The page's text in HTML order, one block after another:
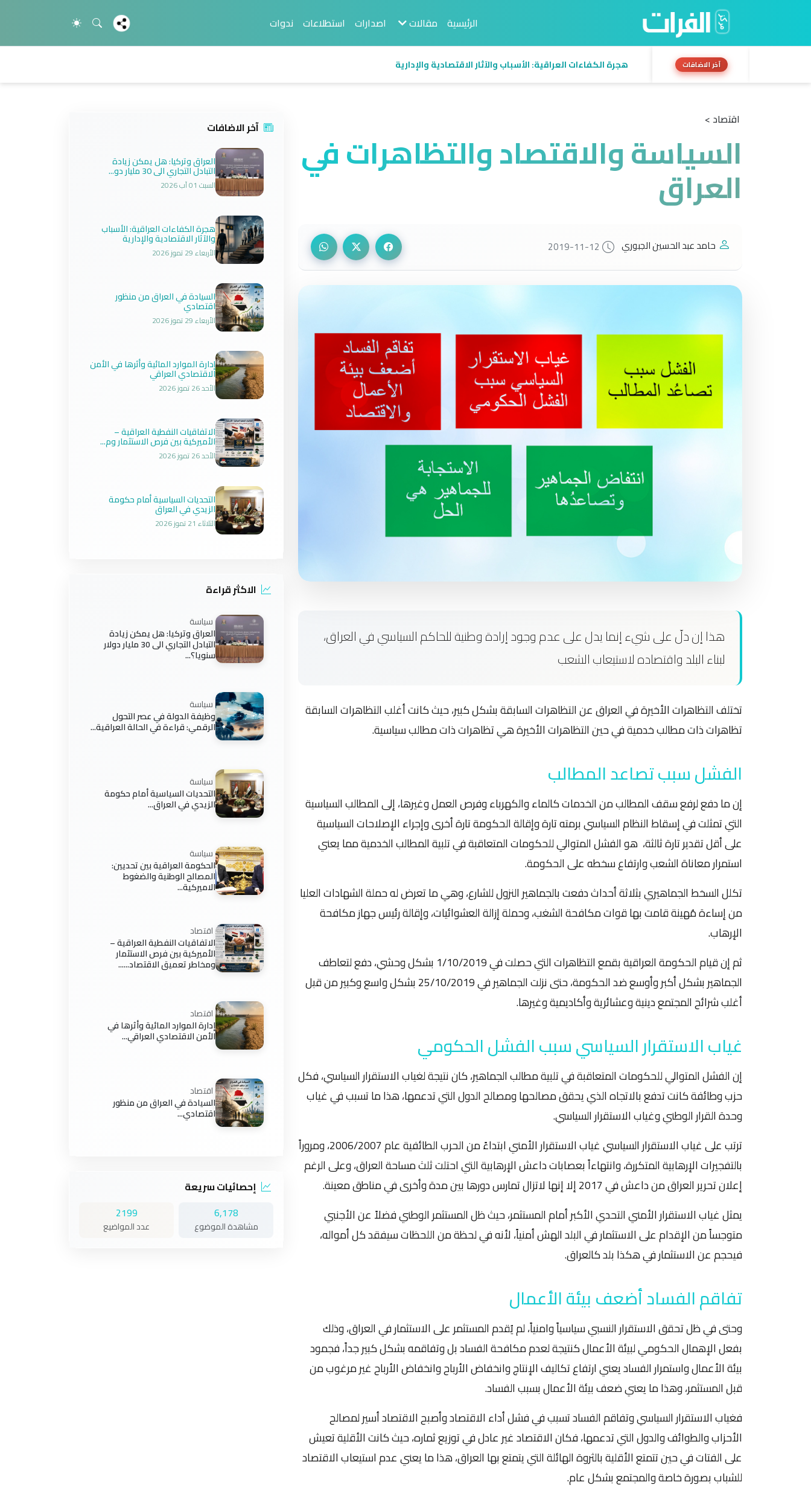
الرئيسية مقالات اصدارات استطلاعات ندوات
آخر الاضافات هجرة الكفاءات العراقية: الأسباب والآثار الاقتصادية والإدارية
اقتصاد >
السياسة والاقتصاد والتظاهرات في
العراق
حامد عبد الحسين الجبوري 2019-11-12
هذا إن دلّ على شيء إنما يدل على عدم وجود إرادة وطنية للحاكم السياسي في العراق،
لبناء البلد واقتصاده لاستيعاب الشعب
تختلف التظاهرات الأخيرة في العراق عن التظاهرات السابقة بشكل كبير، حيث كانت أغلب التظاهرات السابقة
تظاهرات ذات مطالب خدمية في حين التظاهرات الأخيرة هي تظاهرات ذات مطالب سياسية.
الفشل سبب تصاعد المطالب
إن ما دفع لرفع سقف المطالب من الخدمات كالماء والكهرباء وفرص العمل وغيرها، إلى المطالب السياسية
التي تمثلت في إسقاط النظام السياسي برمته تارة وإقالة الحكومة تارة أخرى وإجراء الإصلاحات السياسية
على أقل تقدير تارة ثالثة، هو الفشل المتوالي للحكومات المتعاقبة في تلبية المطالب الخدمية مما يعني
استمرار معاناة الشعب وارتفاع سخطه على الحكومة.
تكلل السخط الجماهيري بثلاثة أحداث دفعت بالجماهير النزول للشارع، وهي ما تعرض له حملة الشهادات العليا
من إساءة مُهينة قامت بها قوات مكافحة الشغب، وحملة إزالة العشوائيات، وإقالة رئيس جهاز مكافحة
الإرهاب.
ثم إن قيام الحكومة العراقية بقمع التظاهرات التي حصلت في 1/10/2019 بشكل وحشي، دفع لتعاطف
الجماهير بشكل أكبر وأوسع ضد الحكومة، حتى نزلت الجماهير في 25/10/2019 بشكل واسع وكبير من قبل
أغلب شرائح المجتمع دينية وعشائرية وأكاديمية وغيرها.
غياب الاستقرار السياسي سبب الفشل الحكومي
إن الفشل المتوالي للحكومات المتعاقبة في تلبية مطالب الجماهير، كان نتيجة لغياب الاستقرار السياسي، فكل
حزب وطائفة كانت تدفع بالاتجاه الذي يحقق مصالحها ومصالح الدول التي تدعمها، هذا ما تسبب في غياب
وحدة القرار الوطني وغياب الاستقرار السياسي.
ترتب على غياب الاستقرار السياسي غياب الاستقرار الأمني ابتداءً من الحرب الطائفية عام 2006/2007، ومروراً
بالتفجيرات الإرهابية المتكررة، وانتهاءاً بعصابات داعش الإرهابية التي احتلت ثلث مساحة العراق، وعلى الرغم
إعلان تحرير العراق من داعش في 2017 إلا إنها لاتزال تمارس دورها بين مدة وأخرى في مناطق معينة.
يمثل غياب الاستقرار الأمني التحدي الأكبر أمام المستثمر، حيث ظل المستثمر الوطني فضلاً عن الأجنبي
متوجساً من الإقدام على الاستثمار في البلد الهش أمنياً، لأنه في لحظة من اللحظات سيفقد كل أمواله،
فيحجم عن الاستثمار في هكذا بلد كالعراق.
تفاقم الفساد أضعف بيئة الأعمال
وحتى في ظل تحقق الاستقرار النسبي سياسياً وامنياً، لم يُقدم المستثمر على الاستثمار في العراق، وذلك
بفعل الإهمال الحكومي لبيئة الأعمال كنتيجة لعدم مكافحة الفساد بل وتفاقمه بشكل كبير جداً، فجمود
بيئة الأعمال واستمرار الفساد يعني ارتفاع تكاليف الإنتاج وانخفاض الأرباح وانخفاض الأرباح غير مرغوب من
قبل المستثمر، وهذا ما يعني ضعف بيئة الأعمال بسبب الفساد.
فغياب الاستقرار السياسي وتفاقم الفساد تسبب في فشل أداء الاقتصاد وأصبح الاقتصاد أسير لمصالح
الأحزاب والطوائف والدول التي تدعمها، فكان الاقتصاد غير عادل في توزيع ثماره، حيث كانت الأقلية تعيش
على الفتات في حين تتمتع الأقلية بالثروة الهائلة التي يتمتع بها العراق، هذا ما يعني عدم استيعاب الاقتصاد
للشباب بصورة خاصة والمجتمع بشكل عام.
آخر الاضافات
العراق وتركيا: هل يمكن زيادة
التبادل التجاري الى 30 مليار دو...
السبت 01 آب 2026
هجرة الكفاءات العراقية: الأسباب
والآثار الاقتصادية والإدارية
الأربعاء 29 تموز 2026
السيادة في العراق من منظور
اقتصادي
الأربعاء 29 تموز 2026
إدارة الموارد المائية وأثرها في الأمن
الاقتصادي العراقي
الأحد 26 تموز 2026
الاتفاقيات النفطية العراقية –
الأميركية بين فرص الاستثمار وم...
الأحد 26 تموز 2026
التحديات السياسية أمام حكومة
الزيدي في العراق
الثلاثاء 21 تموز 2026
الاكثر قراءة
سياسة
العراق وتركيا: هل يمكن زيادة
التبادل التجاري الى 30 مليار دولار
سنويا؟...
سياسة
وظيفة الدولة في عصر التحول
الرقمي: قراءة في الحالة العراقية...
سياسة
التحديات السياسية أمام حكومة
الزيدي في العراق...
سياسة
الحكومة العراقية بين تحديين:
المصالح الوطنية والضغوط
الاميركية...
اقتصاد
الاتفاقيات النفطية العراقية –
الأميركية بين فرص الاستثمار
ومخاطر تعميق الاقتصاد......
اقتصاد
إدارة الموارد المائية وأثرها في
الأمن الاقتصادي العراقي...
اقتصاد
السيادة في العراق من منظور
اقتصادي...
إحصائيات سريعة
6,178
مشاهدة الموضوع
2199
عدد المواضيع